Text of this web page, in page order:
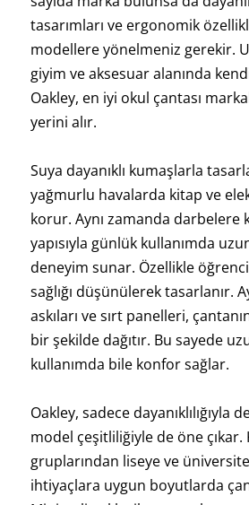
tasarımları ve ergonomik
modellere yönelmeniz gerekir.
giyim ve aksesuar alanında
Oakley, en iyi okul çantası
yerini alır.
Suya dayanıklı kumaşlarla
yağmurlu havalarda kitap ve
korur. Aynı zamanda darbelere
yapısıyla günlük kullanımda
deneyim sunar. Özellikle
sağlığı düşünülerek tasarlanır.
askıları ve sırt panelleri,
bir şekilde dağıtır. Bu sayede
kullanımda bile konfor sağlar.
Oakley, sadece dayanıklılığıyla
model çeşitliliğiyle de öne çıkar.
gruplarından liseye ve
ihtiyaçlara uygun boyutlarda